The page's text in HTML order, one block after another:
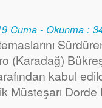
Cuma - Okunma :
(Karadağ)
kabul
Müsteşarı Dorde